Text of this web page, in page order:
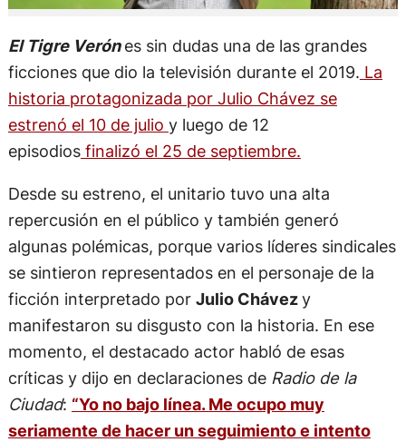
El Tigre Verónes sin dudas una de las grandes
ficciones que dio la televisión durante el 2019. La
historia protagonizada por Julio Chávez se
estrenó el 10 de julio y luego de 12
episodiosfinalizó el 25 de septiembre.
Desde su estreno, el unitario tuvo una alta
repercusión en el público y también generó
algunas polémicas, porque varios líderes sindicales
se sintieron representados en el personaje de la
ficción interpretado por Julio Chávezy
manifestaron su disgusto con la historia. En ese
momento, el destacado actor habló de esas
críticas y dijo en declaraciones de Radio de la
Ciudad: “Yo no bajo línea. Me ocupo muy
seriamente de hacer un seguimiento e intento